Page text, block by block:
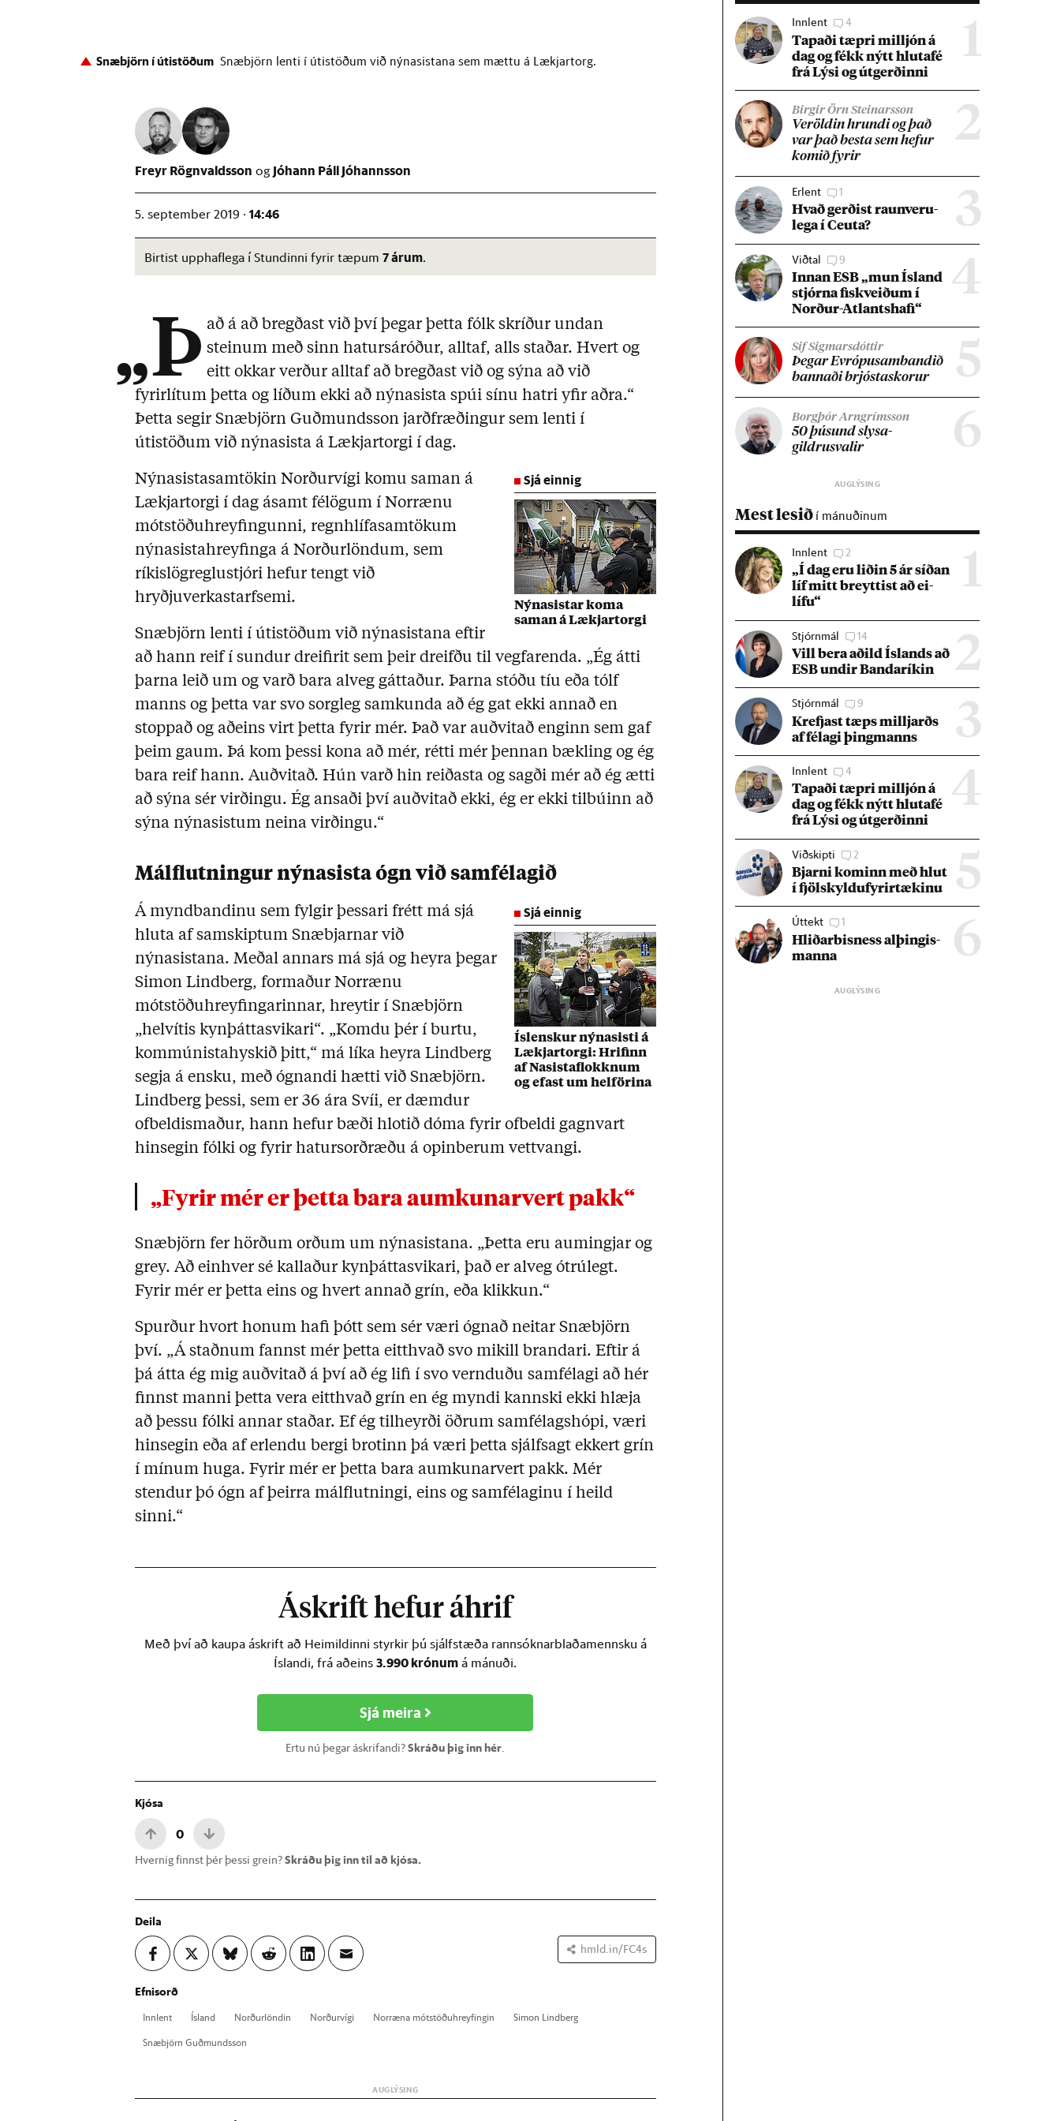
Snæbjörn í útistöðum Snæbjörn lenti í útistöðum við nýnasistana sem mættu á Lækjartorg.
Freyr Rögnvaldsson Jóhann Páll Jóhannsson
5. september 2019 ·14:46
Birtist upphaflega í Stundinni fyrir tæpum7 árum.
„Þ að á að bregðast við því þegar þetta fólk skríður undan
steinum með sinn hatursáróður, alltaf, alls staðar. Hvert og
eitt okkar verður alltaf að bregðast við og sýna að við
fyrirlítum þetta og líðum ekki að nýnasista spúi sínu hatri yfir aðra.“
Þetta segir Snæbjörn Guðmundsson jarðfræðingur sem lenti í
útistöðum við nýnasista á Lækjartorgi í dag.
Sjá einnig
Nýnasistar koma
saman á Lækjartorgi
Nýnasistasamtökin Norðurvígi komu saman á
Lækjartorgi í dag ásamt félögum í Norrænu
mótstöðuhreyfingunni, regnhlífasamtökum
nýnasistahreyfinga á Norðurlöndum, sem
ríkislögreglustjóri hefur tengt við
hryðjuverkastarfsemi.
Snæbjörn lenti í útistöðum við nýnasistana eftir
að hann reif í sundur dreifirit sem þeir dreifðu til vegfarenda. „Ég átti
þarna leið um og varð bara alveg gáttaður. Þarna stóðu tíu eða tólf
manns og þetta var svo sorgleg samkunda að ég gat ekki annað en
stoppað og aðeins virt þetta fyrir mér. Það var auðvitað enginn sem gaf
þeim gaum. Þá kom þessi kona að mér, rétti mér þennan bækling og ég
bara reif hann. Auðvitað. Hún varð hin reiðasta og sagði mér að ég ætti
að sýna sér virðingu. Ég ansaði því auðvitað ekki, ég er ekki tilbúinn að
sýna nýnasistum neina virðingu.“
Málflutningur nýnasista ógn við samfélagið
Sjá einnig
Íslenskur nýnasisti á
Lækjartorgi: Hrifinn
af Nasistaflokknum
og efast um helförina
Á myndbandinu sem fylgir þessari frétt má sjá
hluta af samskiptum Snæbjarnar við
nýnasistana. Meðal annars má sjá og heyra þegar
Simon Lindberg, formaður Norrænu
mótstöðuhreyfingarinnar, hreytir í Snæbjörn
„helvítis kynþáttasvikari“. „Komdu þér í burtu,
kommúnistahyskið þitt,“ má líka heyra Lindberg
segja á ensku, með ógnandi hætti við Snæbjörn.
Lindberg þessi, sem er 36 ára Svíi, er dæmdur
ofbeldismaður, hann hefur bæði hlotið dóma fyrir ofbeldi gagnvart
hinsegin fólki og fyrir hatursorðræðu á opinberum vettvangi.
„Fyrir mér er þetta bara aumkunarvert pakk“
Snæbjörn fer hörðum orðum um nýnasistana. „Þetta eru aumingjar og
grey. Að einhver sé kallaður kynþáttasvikari, það er alveg ótrúlegt.
Fyrir mér er þetta eins og hvert annað grín, eða klikkun.“
Spurður hvort honum hafi þótt sem sér væri ógnað neitar Snæbjörn
því. „Á staðnum fannst mér þetta eitthvað svo mikill brandari. Eftir á
þá átta ég mig auðvitað á því að ég lifi í svo vernduðu samfélagi að hér
finnst manni þetta vera eitthvað grín en ég myndi kannski ekki hlæja
að þessu fólki annar staðar. Ef ég tilheyrði öðrum samfélagshópi, væri
hinsegin eða af erlendu bergi brotinn þá væri þetta sjálfsagt ekkert grín
í mínum huga. Fyrir mér er þetta bara aumkunarvert pakk. Mér
stendur þó ógn af þeirra málflutningi, eins og samfélaginu í heild
sinni.“
Áskrift hefur áhrif
Með því að kaupa áskrift að Heimildinni styrkir þú sjálfstæða rannsóknarblaðamennsku á
Íslandi, frá aðeins3.990 krónum á mánuði.
Sjá meira
Ertu nú þegar áskrifandi?Skráðu þig inn hér.
Kjósa
0
Hvernig finnst þér þessi grein?Skráðu þig inn til að kjósa.
Deila
hmld.in/FC4s
Efnisorð
Inn­lent Ís­land Norð­ur­lönd­in Norð­ur­vígi Nor­ræna mót­stöðu­hreyf­ing­in
Simon Lind­berg
Snæ­björn Guð­munds­son
1
Innlent 4
Tap­aði tæpri millj­ón á
dag og fékk nýtt hluta­fé
frá Lýsi og út­gerð­inni
2
Birgir Örn Steinarsson
Ver­öld­in hrundi og það
var það besta sem hef­ur
kom­ið fyr­ir
3
Erlent 1
Hvað gerð­ist raun­veru­
lega í Ceuta?
4
Viðtal 9
Inn­an ESB „mun Ís­land
stjórna fisk­veið­um í
Norð­ur-Atlants­hafi“
5
Sif Sigmarsdóttir
Þeg­ar Evr­ópu­sam­band­ið
bann­aði brjósta­skor­ur
6
Borgþór Arngrímsson
50 þús­und slysa­
gildrusval­ir
Mest lesið í mánuðinum
1
Innlent 2
„Í dag eru lið­in 5 ár síð­an
líf mitt breytt­ist að ei­
lífu“
2
Stjórnmál 14
Vill bera að­ild Ís­lands að
ESB und­ir Banda­rík­in
3
Stjórnmál 9
Krefjast tæps millj­arðs
af fé­lagi þing­manns
4
Innlent 4
Tap­aði tæpri millj­ón á
dag og fékk nýtt hluta­fé
frá Lýsi og út­gerð­inni
5
Viðskipti 2
Bjarni kom­inn með hlut
í fjöl­skyldu­fyr­ir­tæk­inu
6
Úttekt 1
Hlið­ar­bis­ness al­þing­is­
manna